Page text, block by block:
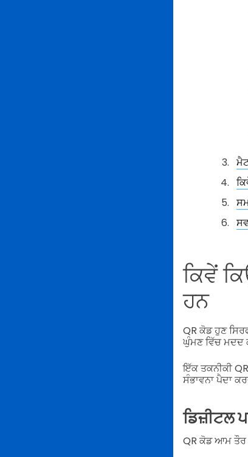
ਕਿਵੇਂ
ਹਨ
QR ਕੋਡ ਹੁਣ
ਘੁੰਮਣ ਵਿੱਚ ਮਦਦ
ਇੱਕ ਤਕਨੀਕੀ
ਸੰਭਾਵਨਾ ਪੈਦਾ
ਡਿਜ਼ੀਟਲ
QR ਕੋਡ ਆਮ ਤੌਰ